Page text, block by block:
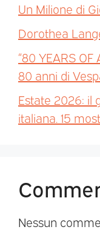
Un Milione di
Dorothea
“80 YEARS OF
80 anni di
Estate 2026: il
italiana. 15
Nessun